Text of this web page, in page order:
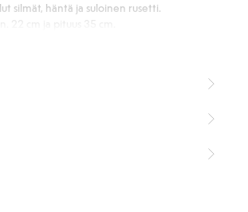
silmät, häntä ja suloinen rusetti.
polyesteriä.